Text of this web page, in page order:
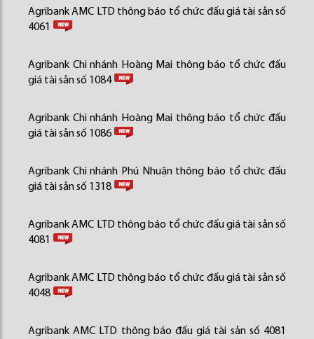
Agribank AMC LTD thông báo tổ chức đấu giá tài sản số
4061
Agribank Chi nhánh Hoàng Mai thông báo tổ chức đấu
giá tài sản số 1084
Agribank Chi nhánh Hoàng Mai thông báo tổ chức đấu
giá tài sản số 1086
Agribank Chi nhánh Phú Nhuận thông báo tổ chức đấu
giá tài sản số 1318
Agribank AMC LTD thông báo tổ chức đấu giá tài sản số
4081
Agribank AMC LTD thông báo tổ chức đấu giá tài sản số
4048
Agribank AMC LTD thông báo đấu giá tài sản số 4081